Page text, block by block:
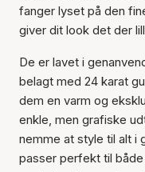
fanger lyset på den
giver dit look det der
De er lavet i
belagt med 24 karat
dem en varm og
enkle, men grafiske
nemme at style til alt i
passer perfekt til